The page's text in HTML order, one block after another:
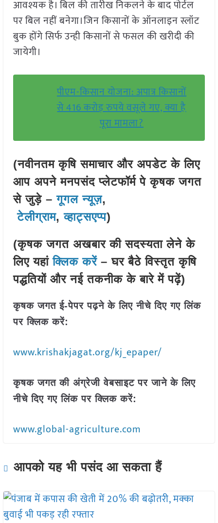
आवश्यक है। बिल की तारीख निकलने के बाद पोर्टल
पर बिल नहीं बनेगा।जिन किसानों के ऑनलाइन स्लॉट
बुक होंगे सिर्फ उन्ही किसानों से फसल की खरीदी की
जायेगी।
पीएम-किसान योजना: अपात्र किसानों
से 416 करोड़ रुपये वसूले गए, क्या है
पूरा मामला?
(नवीनतम कृषि समाचार और अपडेट के लिए
आप अपने मनपसंद प्लेटफॉर्म पे कृषक जगत
से जुड़े – गूगल न्यूज़,
टेलीग्राम,व्हाट्सएप्प)
(कृषक जगत अखबार की सदस्यता लेने के
लिए यहांक्लिक करें– घर बैठे विस्तृत कृषि
पद्धतियों और नई तकनीक के बारे में पढ़ें)
कृषक जगत ई-पेपर पढ़ने के लिए नीचे दिए गए लिंक
पर क्लिक करें:
www.krishakjagat.org/kj_epaper/
कृषक जगत की अंग्रेजी वेबसाइट पर जाने के लिए
नीचे दिए गए लिंक पर क्लिक करें:
www.global-agriculture.com
आपको यह भी पसंद आ सकता हैं